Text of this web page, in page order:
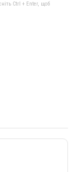
Ctrl + Enter, щоб